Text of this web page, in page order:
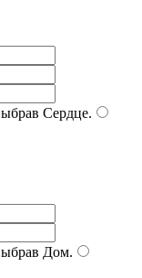
Сердце.
Дом.